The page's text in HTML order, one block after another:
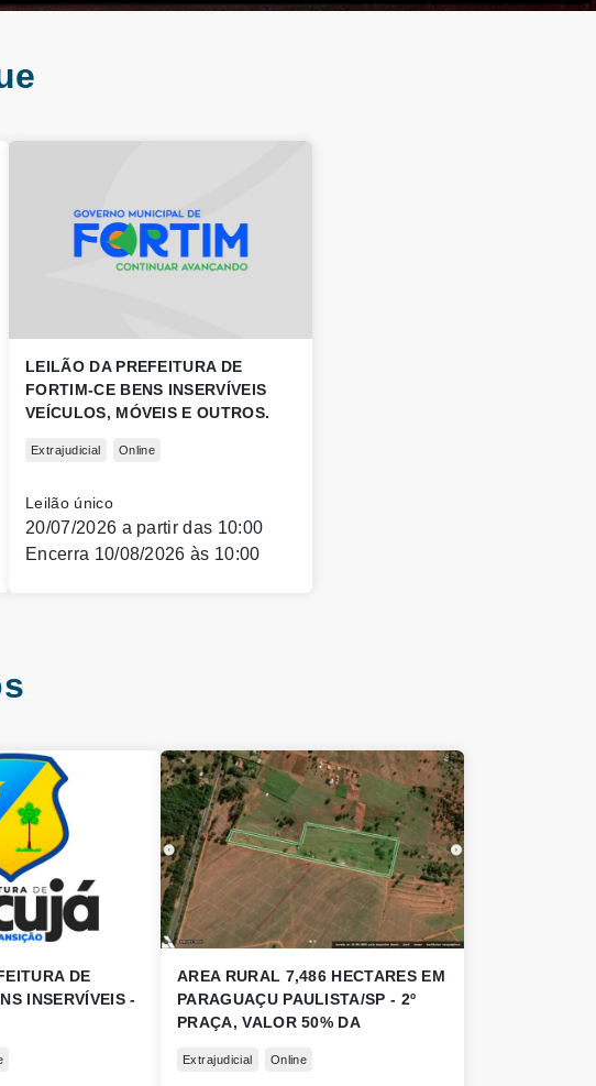
LEILÃO DA PREFEITURA DE
FORTIM-CE BENS INSERVÍVEIS
VEÍCULOS, MÓVEIS E OUTROS.
Extrajudicial Online
Leilão único
20/07/2026 a partir das 10:00
Encerra 10/08/2026 às 10:00
DE
INSERVÍVEIS -
AREA RURAL 7,486 HECTARES EM
PARAGUAÇU PAULISTA/SP - 2º
PRAÇA, VALOR 50% DA
Extrajudicial Online